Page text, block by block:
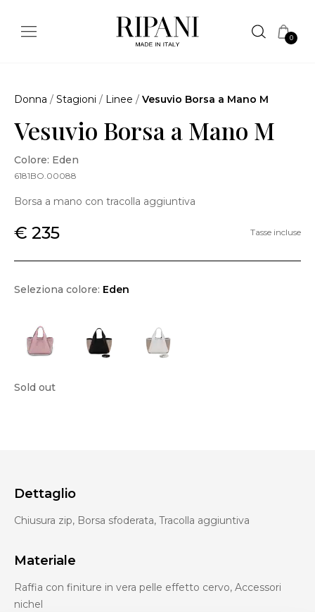
0
Donna / Stagioni / Linee / Vesuvio Borsa a Mano M
Vesuvio Borsa a Mano M
Colore: Eden
6181BO.00088
Borsa a mano con tracolla aggiuntiva
€ 235 Tasse incluse
Seleziona colore: Eden
Sold out
Dettaglio
Chiusura zip, Borsa sfoderata, Tracolla aggiuntiva
Materiale
Raffia con finiture in vera pelle effetto cervo, Accessori
nichel